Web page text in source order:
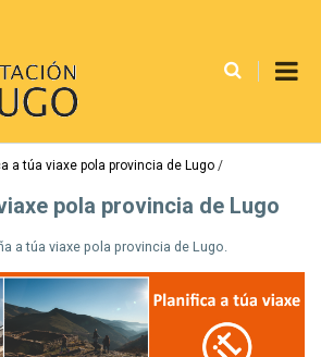
a túa viaxe pola provincia de Lugo
pola provincia de Lugo
a túa viaxe pola provincia de Lugo.